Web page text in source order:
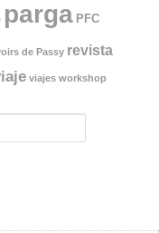
parga PFC
de Passy revista
viajes workshop